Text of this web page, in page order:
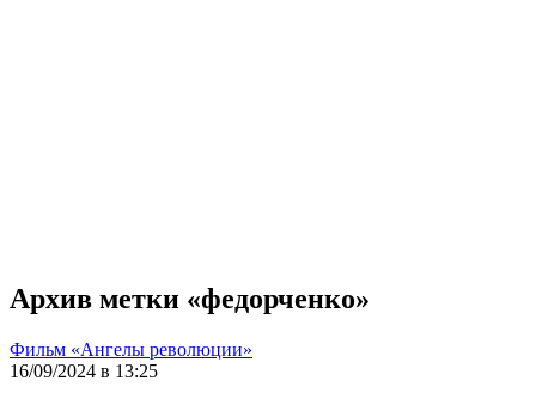
Архив метки «федорченко»
Фильм «Ангелы революции»
16/09/2024 в 13:25